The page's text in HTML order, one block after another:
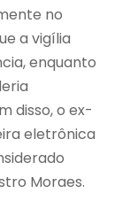
no
a vigília
enquanto
disso, o ex-
eletrônica
Moraes.